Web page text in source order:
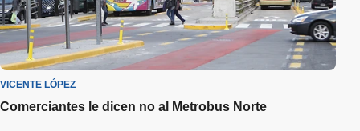
VICENTE LÓPEZ
Comerciantes le dicen no al Metrobus Norte